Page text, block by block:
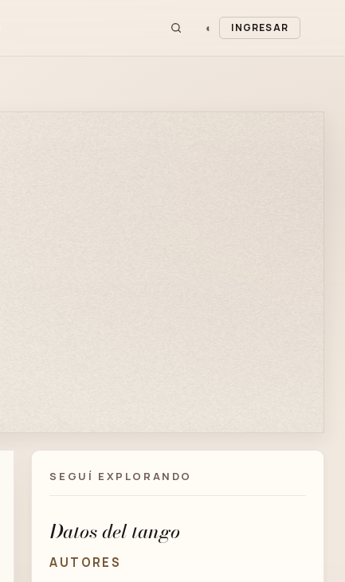
◐ INGRESAR
SEGUÍ EXPLORANDO
Datos del tango
AUTORES